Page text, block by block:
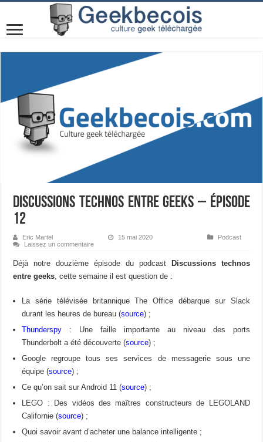
Discussions technos entre geeks – Épisode
12
Eric Martel 15 mai 2020
Podcast
Laissez un commentaire
Déjà notre douzième épisode du podcast Discussions technos
entre geeks , cette semaine il est question de :
La série télévisée britannique The Office débarque sur Slack
durant les heures de bureau (source) ;
Thunderspy : Une faille importante au niveau des ports
Thunderbolt a été découverte (source) ;
Google regroupe tous ses services de messagerie sous une
équipe (source) ;
Ce qu’on sait sur Android 11 (source) ;
LEGO : Des vidéos des maîtres constructeurs de LEGOLAND
Californie (source) ;
Quoi savoir avant d’acheter une balance intelligente ;